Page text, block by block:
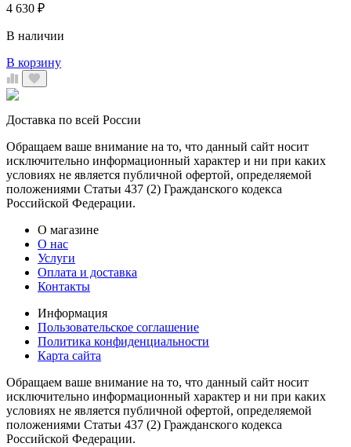
4 630 ₽
В наличии
В корзину
Доставка по всей России
Обращаем ваше внимание на то, что данный сайт носит
исключительно информационный характер и ни при каких
условиях не является публичной офертой, определяемой
положениями Статьи 437 (2) Гражданского кодекса
Российской Федерации.
О магазине
О нас
Услуги
Оплата и доставка
Контакты
Информация
Пользовательское соглашение
Политика конфиденциальности
Карта сайта
Обращаем ваше внимание на то, что данный сайт носит
исключительно информационный характер и ни при каких
условиях не является публичной офертой, определяемой
положениями Статьи 437 (2) Гражданского кодекса
Российской Федерации.